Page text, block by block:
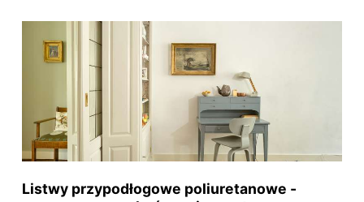
Listwy przypodłogowe poliuretanowe -